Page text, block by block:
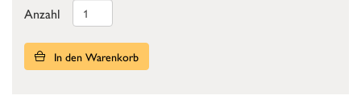
Anzahl
In den Warenkorb